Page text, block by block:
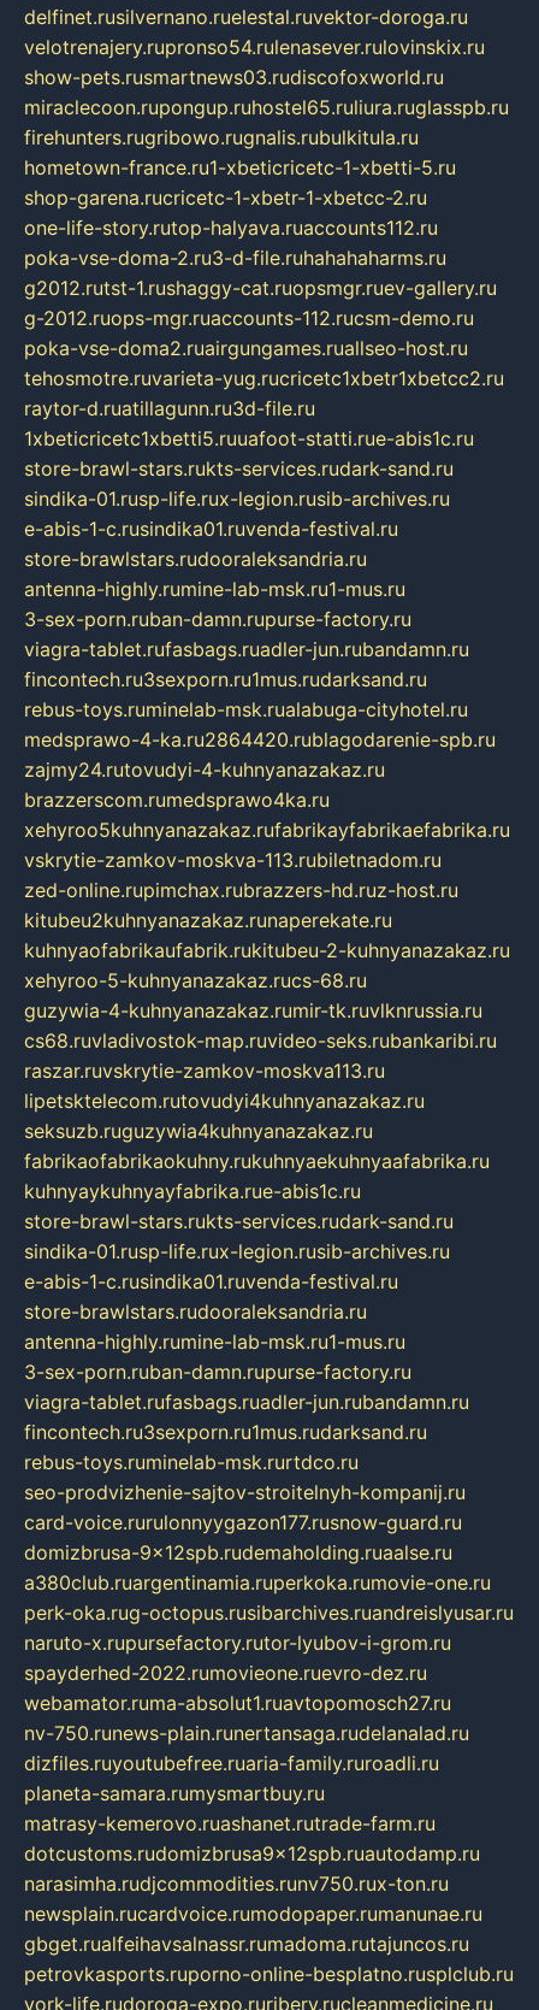
delfinet.rusilvernano.ruelestal.ruvektor-doroga.ru
velotrenajery.rupronso54.rulenasever.rulovinskix.ru
show-pets.rusmartnews03.rudiscofoxworld.ru
miraclecoon.rupongup.ruhostel65.ruliura.ruglasspb.ru
firehunters.rugribowo.rugnalis.rubulkitula.ru
hometown-france.ru1-xbeticricetc-1-xbetti-5.ru
shop-garena.rucricetc-1-xbetr-1-xbetcc-2.ru
one-life-story.rutop-halyava.ruaccounts112.ru
poka-vse-doma-2.ru3-d-file.ruhahahaharms.ru
g2012.rutst-1.rushaggy-cat.ruopsmgr.ruev-gallery.ru
g-2012.ruops-mgr.ruaccounts-112.rucsm-demo.ru
poka-vse-doma2.ruairgungames.ruallseo-host.ru
tehosmotre.ruvarieta-yug.rucricetc1xbetr1xbetcc2.ru
raytor-d.ruatillagunn.ru3d-file.ru
1xbeticricetc1xbetti5.ruuafoot-statti.rue-abis1c.ru
store-brawl-stars.rukts-services.rudark-sand.ru
sindika-01.rusp-life.rux-legion.rusib-archives.ru
e-abis-1-c.rusindika01.ruvenda-festival.ru
store-brawlstars.rudooraleksandria.ru
antenna-highly.rumine-lab-msk.ru1-mus.ru
3-sex-porn.ruban-damn.rupurse-factory.ru
viagra-tablet.rufasbags.ruadler-jun.rubandamn.ru
fincontech.ru3sexporn.ru1mus.rudarksand.ru
rebus-toys.ruminelab-msk.rualabuga-cityhotel.ru
medsprawo-4-ka.ru2864420.rublagodarenie-spb.ru
zajmy24.rutovudyi-4-kuhnyanazakaz.ru
brazzerscom.rumedsprawo4ka.ru
xehyroo5kuhnyanazakaz.rufabrikayfabrikaefabrika.ru
vskrytie-zamkov-moskva-113.rubiletnadom.ru
zed-online.rupimchax.rubrazzers-hd.ruz-host.ru
kitubeu2kuhnyanazakaz.runaperekate.ru
kuhnyaofabrikaufabrik.rukitubeu-2-kuhnyanazakaz.ru
xehyroo-5-kuhnyanazakaz.rucs-68.ru
guzywia-4-kuhnyanazakaz.rumir-tk.ruvlknrussia.ru
cs68.ruvladivostok-map.ruvideo-seks.rubankaribi.ru
raszar.ruvskrytie-zamkov-moskva113.ru
lipetsktelecom.rutovudyi4kuhnyanazakaz.ru
seksuzb.ruguzywia4kuhnyanazakaz.ru
fabrikaofabrikaokuhny.rukuhnyaekuhnyaafabrika.ru
kuhnyaykuhnyayfabrika.rue-abis1c.ru
store-brawl-stars.rukts-services.rudark-sand.ru
sindika-01.rusp-life.rux-legion.rusib-archives.ru
e-abis-1-c.rusindika01.ruvenda-festival.ru
store-brawlstars.rudooraleksandria.ru
antenna-highly.rumine-lab-msk.ru1-mus.ru
3-sex-porn.ruban-damn.rupurse-factory.ru
viagra-tablet.rufasbags.ruadler-jun.rubandamn.ru
fincontech.ru3sexporn.ru1mus.rudarksand.ru
rebus-toys.ruminelab-msk.rurtdco.ru
seo-prodvizhenie-sajtov-stroitelnyh-kompanij.ru
card-voice.rurulonnyygazon177.rusnow-guard.ru
domizbrusa-9x12spb.rudemaholding.ruaalse.ru
a380club.ruargentinamia.ruperkoka.rumovie-one.ru
perk-oka.rug-octopus.rusibarchives.ruandreislyusar.ru
naruto-x.rupursefactory.rutor-lyubov-i-grom.ru
spayderhed-2022.rumovieone.ruevro-dez.ru
webamator.ruma-absolut1.ruavtopomosch27.ru
nv-750.runews-plain.runertansaga.rudelanalad.ru
dizfiles.ruyoutubefree.ruaria-family.ruroadli.ru
planeta-samara.rumysmartbuy.ru
matrasy-kemerovo.ruashanet.rutrade-farm.ru
dotcustoms.rudomizbrusa9x12spb.ruautodamp.ru
narasimha.rudjcommodities.runv750.rux-ton.ru
newsplain.rucardvoice.rumodopaper.rumanunae.ru
gbget.rualfeihavsalnassr.rumadoma.rutajuncos.ru
petrovkasports.ruporno-online-besplatno.rusplclub.ru
york-life.rudoroga-expo.ruribery.rucleanmedicine.ru